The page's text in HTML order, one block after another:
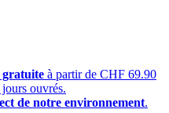
gratuite à partir de CHF 69.90
ouvrés.
de notre environnement.